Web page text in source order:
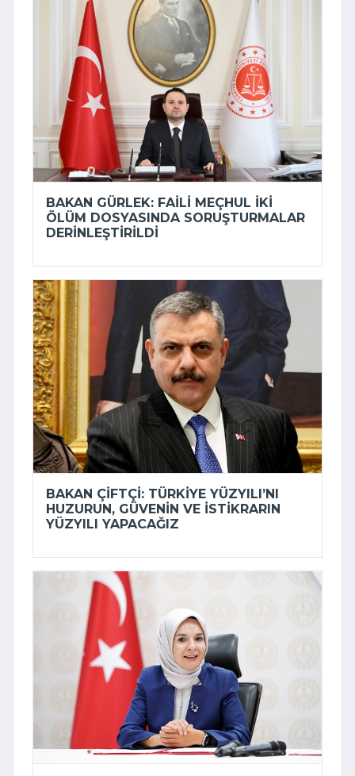
BAKAN GÜRLEK: FAILI MEÇHUL IKI
ÖLÜM DOSYASINDA SORUŞTURMALAR
DERINLEŞTIRILDI
BAKAN ÇIFTÇI: TÜRKIYE YÜZYILI’NI
HUZURUN, GÜVENIN VE ISTIKRARIN
YÜZYILI YAPACAĞIZ